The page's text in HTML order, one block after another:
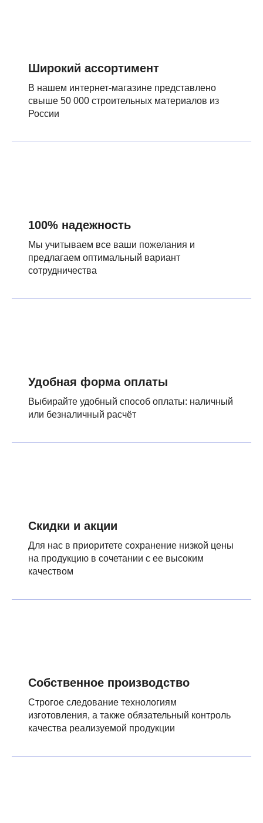
Широкий ассортимент
В нашем интернет-магазине представлено
свыше 50 000 строительных материалов из
России
100% надежность
Мы учитываем все ваши пожелания и
предлагаем оптимальный вариант
сотрудничества
Удобная форма оплаты
Выбирайте удобный способ оплаты: наличный
или безналичный расчёт
Скидки и акции
Для нас в приоритете сохранение низкой цены
на продукцию в сочетании с ее высоким
качеством
Собственное производство
Строгое следование технологиям
изготовления, а также обязательный контроль
качества реализуемой продукции